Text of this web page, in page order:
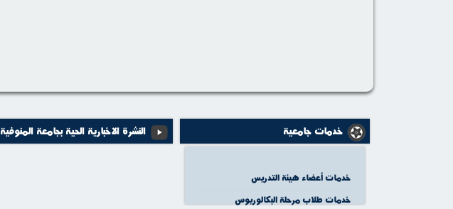
خدمات جامعية
خدمات أعضاء هيئة التدريس
خدمات طلاب مرحلة البكالوريوس
النشرة الاخبارية الحية بجامعة المنوفية